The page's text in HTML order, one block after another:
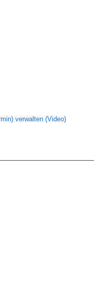
verwalten (Video)